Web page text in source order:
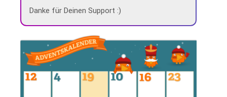
Danke für Deinen Support :)